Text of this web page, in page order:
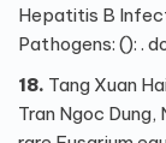
Hepatitis B
Pathogens: (): .
18. Tang Xuan
Tran Ngoc Dung,